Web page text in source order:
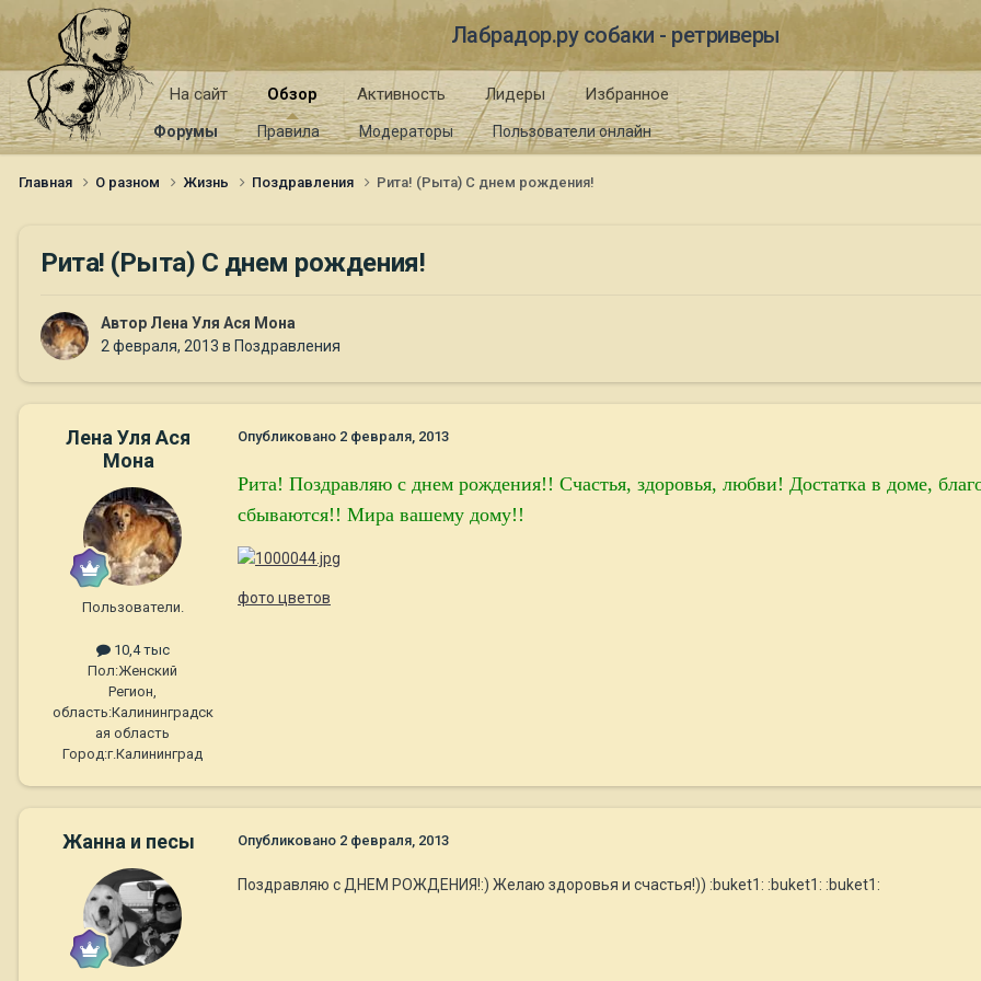
Лабрадор.ру собаки - ретриверы
На сайт Обзор
Форумы Правила Модераторы Пользователи онлайн
Активность Лидеры Избранное
Главная О разном Жизнь Поздравления Рита! (Рыта) С днем рождения!
Рита! (Рыта) С днем рождения!
Автор Лена Уля Ася Мона
2 февраля, 2013 в Поздравления
Лена Уля Ася
Мона
Пользователи.
10,4 тыс
Пол:Женский
Регион,
область:Калининградск
ая область
Город:г.Калининград
Опубликовано 2 февраля, 2013
Рита! Поздравляю с днем рождения!! Счастья, здоровья, любви! Достатка в доме,
сбываются!! Мира вашему дому!!
фото цветов
Жанна и песы Опубликовано 2 февраля, 2013
Поздравляю с ДНЕМ РОЖДЕНИЯ!:) Желаю здоровья и счастья!)) :buket1: :buket1: :buket1: